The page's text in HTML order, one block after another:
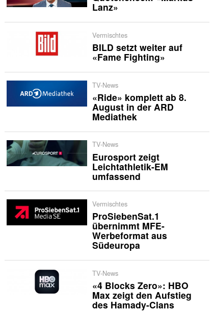
Lanz»
Vermischtes
BILD setzt weiter auf
«Fame Fighting»
TV-News
«Ride» komplett ab 8.
August in der ARD
Mediathek
TV-News
Eurosport zeigt
Leichtathletik-EM
umfassend
Vermischtes
ProSiebenSat.1
übernimmt MFE-
Werbeformat aus
Südeuropa
TV-News
«4 Blocks Zero»: HBO
Max zeigt den Aufstieg
des Hamady-Clans